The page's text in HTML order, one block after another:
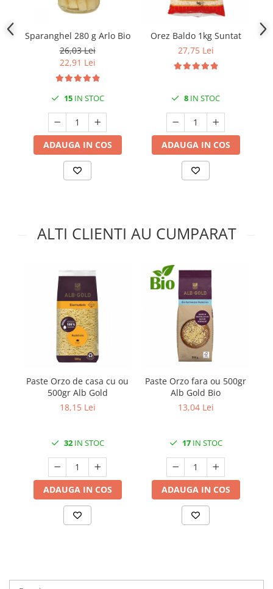
Sparanghel 280 g Arlo Bio
26,03 Lei
22,91 Lei
15IN STOC
ADAUGA IN COS
Orez Baldo 1kg Suntat
27,75 Lei
8 IN STOC
ADAUGA IN COS
ALTI CLIENTI AU CUMPARAT
Paste Orzo de casa cu ou
500gr Alb Gold
18,15 Lei
32IN STOC
ADAUGA IN COS
Paste Orzo fara ou 500gr
Alb Gold Bio
13,04 Lei
17IN STOC
ADAUGA IN COS